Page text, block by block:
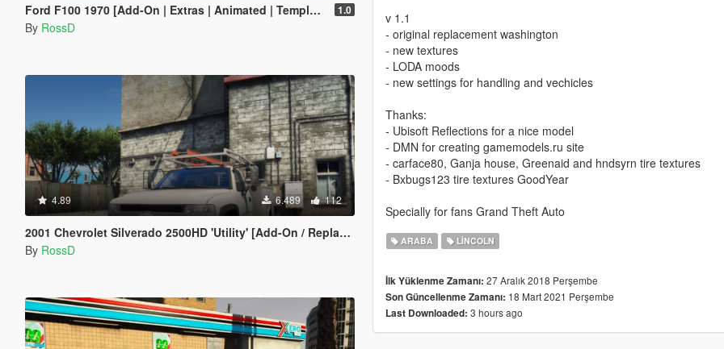
Ford F100 1970 [Add-On | Extras | Animated | Template] 1.0
By RossD
4.89 6.489 112
2001 Chevrolet Silverado 2500HD 'Utility' [Add-On / Replace | Animations | Extras]
By RossD
v 1.1
- original replacement washington
- new textures
- LODA moods
- new settings for handling and vechicles
Thanks:
- Ubisoft Reflections for a nice model
- DMN for creating gamemodels.ru site
- carface80, Ganja house, Greenaid and hndsyrn tire textures
- Bxbugs123 tire textures GoodYear
Specially for fans Grand Theft Auto
ARABA LINCOLN
İlk Yüklenme Zamanı: 27 Aralık 2018 Perşembe
Son Güncellenme Zamanı: 18 Mart 2021 Perşembe
Last Downloaded: 3 hours ago